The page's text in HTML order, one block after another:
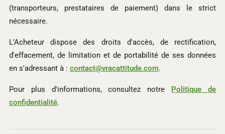
(transporteurs, prestataires de paiement) dans le strict
nécessaire.
L'Acheteur dispose des droits d'accès, de rectification,
d'effacement, de limitation et de portabilité de ses données
en s'adressant à : contact@vracattitude.com.
Pour plus d'informations, consultez notre Politique de
confidentialité.